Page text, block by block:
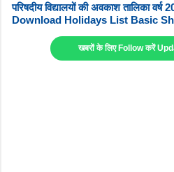
परिषदीय विद्यालयों की अवकाश तालिका
Download Holidays List Basic
खबरों के लिए Follow करें